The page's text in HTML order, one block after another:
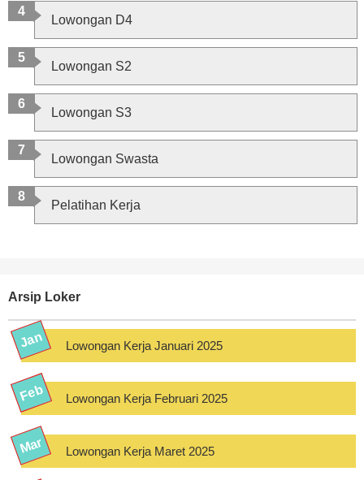
Lowongan D4
Lowongan S2
Lowongan S3
Lowongan Swasta
Pelatihan Kerja
Arsip Loker
Lowongan Kerja Januari 2025
Lowongan Kerja Februari 2025
Lowongan Kerja Maret 2025